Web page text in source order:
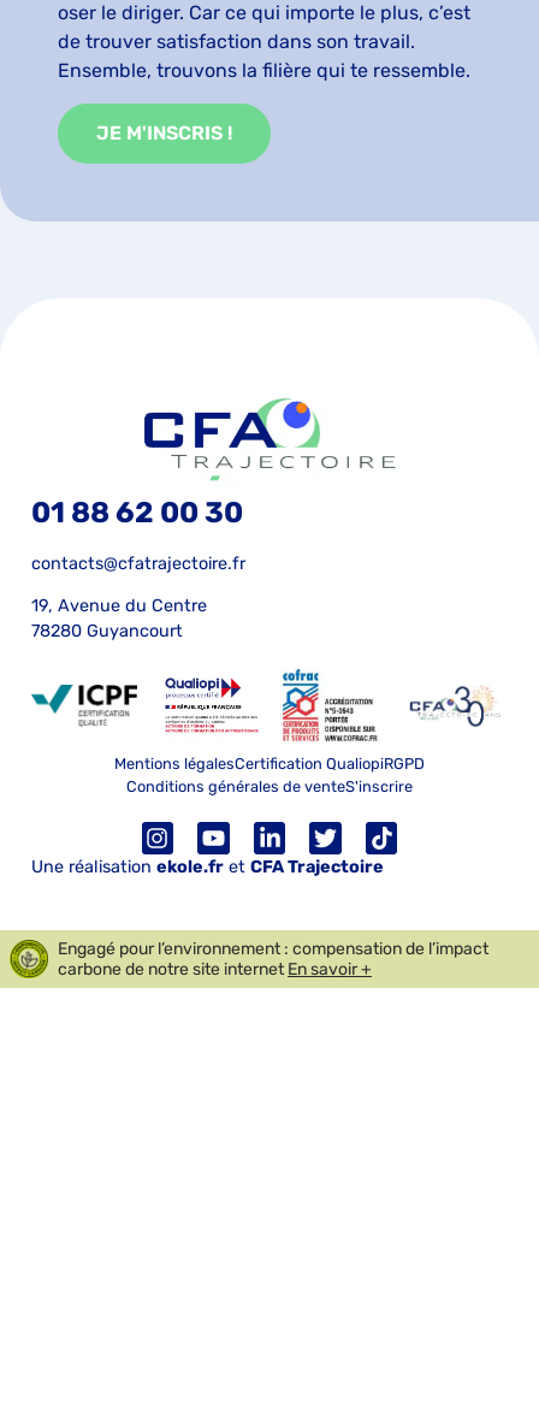
oser le diriger. Car ce qui importe le plus, c’est
de trouver satisfaction dans son travail.
Ensemble, trouvons la filière qui te ressemble.
JE M'INSCRIS !
01 88 62 00 30
contacts@cfatrajectoire.fr
19, Avenue du Centre
78280 Guyancourt
Mentions légalesCertification QualiopiRGPD
Conditions générales de venteS'inscrire
Une réalisation ekole.fr et CFA Trajectoire
Engagé pour l’environnement : compensation de l’impact
carbone de notre site internetEn savoir +